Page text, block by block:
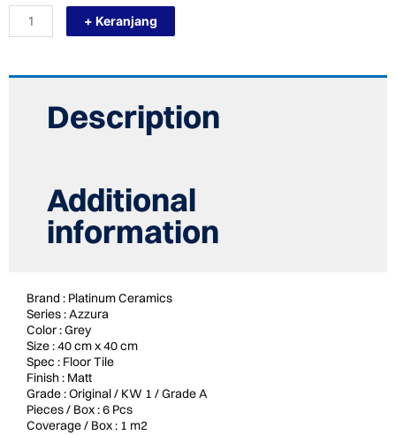
KERAMIK
40/40
AZZURA
+ Keranjang
Description
Additional
information
Brand : Platinum Ceramics
Series : Azzura
Color : Grey
Size : 40 cm x 40 cm
Spec : Floor Tile
Finish : Matt
Grade : Original / KW 1 / Grade A
Pieces / Box : 6 Pcs
Coverage / Box : 1 m2